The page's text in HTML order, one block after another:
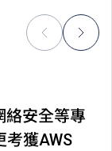
絡安全等專
考獲AWS